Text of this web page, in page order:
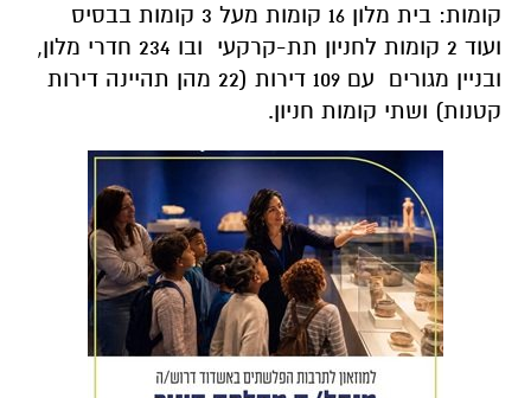
קומות: בית מלון 16 קומות מעל 3 קומות בבסיס
ועוד 2 קומות לחניון תת-קרקעי ובו 234 חדרי מלון,
ובניין מגורים עם 109 דירות (22 מהן תהיינה דירות
קטנות) ושתי קומות חניון.